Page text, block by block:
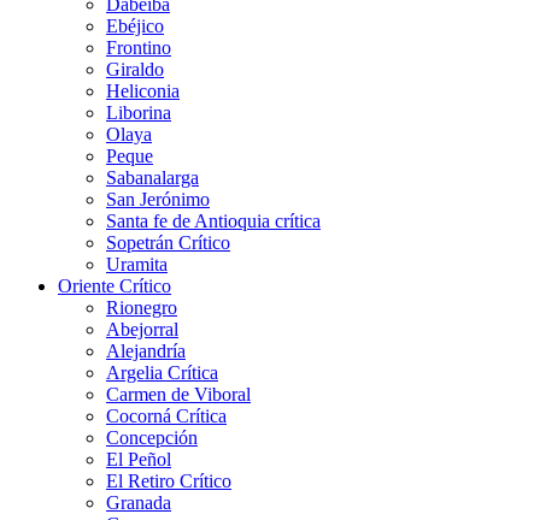
Ebéjico
Frontino
Giraldo
Heliconia
Liborina
Olaya
Peque
Sabanalarga
San Jerónimo
Santa fe de Antioquia crítica
Sopetrán Crítico
Uramita
Oriente Crítico
Rionegro
Abejorral
Alejandría
Argelia Crítica
Carmen de Viboral
Cocorná Crítica
Concepción
El Peñol
El Retiro Crítico
Granada